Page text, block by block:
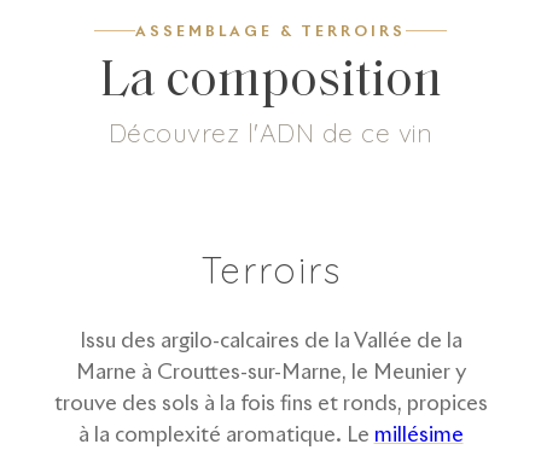
ASSEMBLAGE & TERROIRS
La composition
Découvrez l'ADN de ce vin
Terroirs
Issu des argilo-calcaires de la Vallée de la
Marne à Crouttes-sur-Marne, le Meunier y
trouve des sols à la fois fins et ronds, propices
à la complexité aromatique. Le millésime